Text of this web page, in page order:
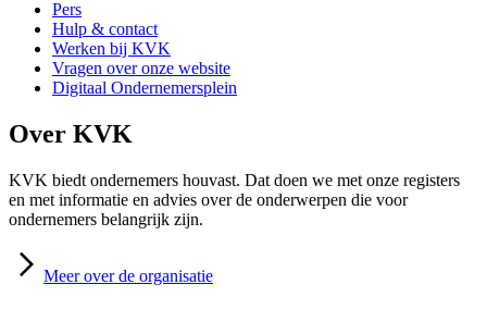
Pers
Hulp & contact
Werken bij KVK
Vragen over onze website
Digitaal Ondernemersplein
Over KVK
KVK biedt ondernemers houvast. Dat doen we met onze registers
en met informatie en advies over de onderwerpen die voor
ondernemers belangrijk zijn.
Meer over de organisatie